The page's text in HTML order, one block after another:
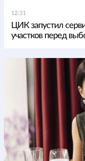
12:31
ЦИК запустил
участков перед